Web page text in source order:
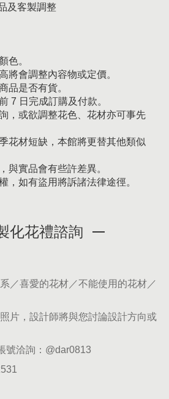
及客製調整
色。
將會調整內容物或定價。
品是否有貨。
7 日完成訂購及付款。
，或欲調整花色、花材亦可事先
花材短缺，本館將更替其他類似
與實品會有些許差異。
，如有盜用將訴諸法律途徑。
化花禮諮詢
／喜愛的花材／不能使用的花材／
片，設計師將與您討論設計方向或
號洽詢： @dar0813